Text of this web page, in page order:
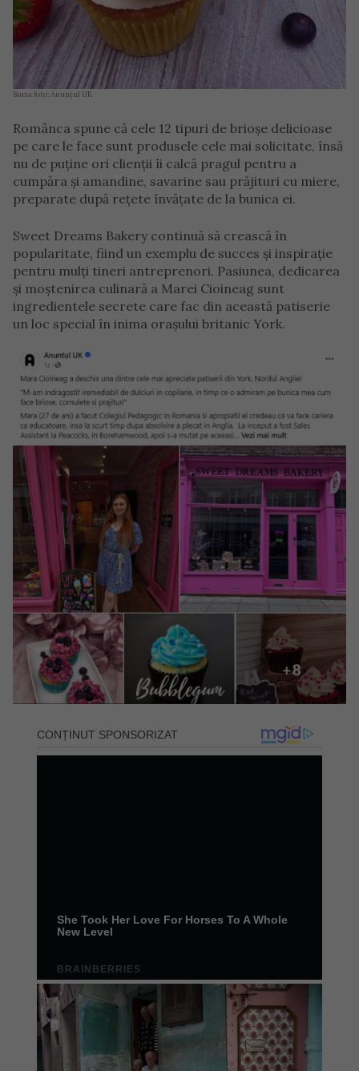
Sursa foto: Anunțul UK
Românca spune că cele 12 tipuri de brioșe delicioase
pe care le face sunt produsele cele mai solicitate, însă
nu de puține ori clienții îi calcă pragul pentru a
cumpăra și amandine, savarine sau prăjituri cu miere,
preparate după rețete învățate de la bunica ei.
Sweet Dreams Bakery continuă să crească în
popularitate, fiind un exemplu de succes și inspirație
pentru mulți tineri antreprenori. Pasiunea, dedicarea
și moștenirea culinară a Marei Cioineag sunt
ingredientele secrete care fac din această patiserie
un loc special în inima orașului britanic York.